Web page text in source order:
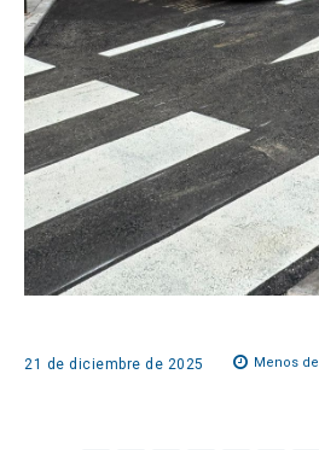
21 de diciembre de 2025 Menos de